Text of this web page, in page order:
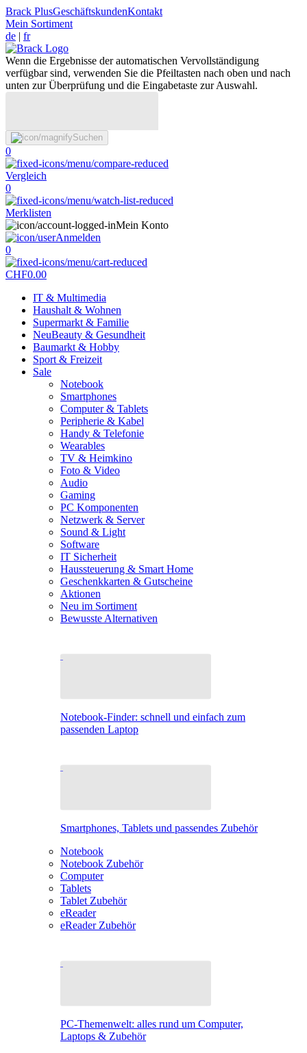
Brack PlusGeschäftskundenKontakt
Mein Sortiment
de | fr
Wenn die Ergebnisse der automatischen Vervollständigung
verfügbar sind, verwenden Sie die Pfeiltasten nach oben und nach
unten zur Überprüfung und die Eingabetaste zur Auswahl.
Suchen
0
Vergleich
0
Merklisten
Mein Konto
Anmelden
0
CHF0.00
IT & Multimedia
Haushalt & Wohnen
Supermarkt & Familie
NeuBeauty & Gesundheit
Baumarkt & Hobby
Sport & Freizeit
Sale
Notebook
Smartphones
Computer & Tablets
Peripherie & Kabel
Handy & Telefonie
Wearables
TV & Heimkino
Foto & Video
Audio
Gaming
PC Komponenten
Netzwerk & Server
Sound & Light
Software
IT Sicherheit
Haussteuerung & Smart Home
Geschenkkarten & Gutscheine
Aktionen
Neu im Sortiment
Bewusste Alternativen
Notebook-Finder: schnell und einfach zum
passenden Laptop
Smartphones, Tablets und passendes Zubehör
Notebook
Notebook Zubehör
Computer
Tablets
Tablet Zubehör
eReader
eReader Zubehör
PC-Themenwelt: alles rund um Computer,
Laptops & Zubehör